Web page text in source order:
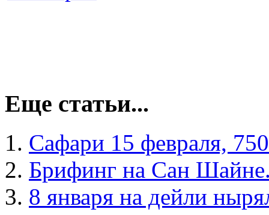
Еще статьи...
Сафари 15 февраля,
Брифинг на Сан
8 января на дейли